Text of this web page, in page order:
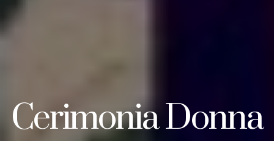
Cerimonia Donna